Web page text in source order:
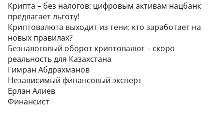
Крипта – без налогов: цифровым активам нацбанк
предлагает льготу!
Криптовалюта выходит из тени: кто заработает на
новых правилах?
Безналоговый оборот криптовалют – скоро
реальность для Казахстана
Гимран Абдрахманов
Независимый финансовый эксперт
Ерлан Алиев
Финансист